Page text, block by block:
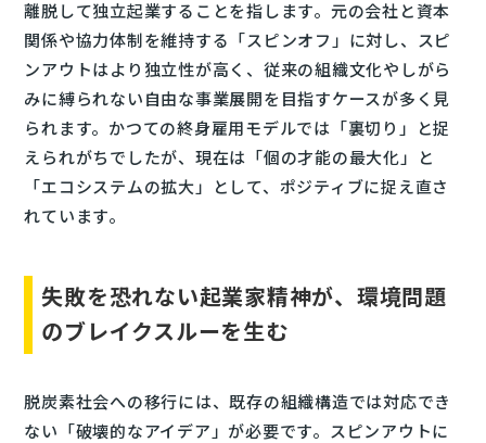
離脱して独立起業することを指します。元の会社と資本
関係や協力体制を維持する「スピンオフ」に対し、スピ
ンアウトはより独立性が高く、従来の組織文化やしがら
みに縛られない自由な事業展開を目指すケースが多く見
られます。かつての終身雇用モデルでは「裏切り」と捉
えられがちでしたが、現在は「個の才能の最大化」と
「エコシステムの拡大」として、ポジティブに捉え直さ
れています。
失敗を恐れない起業家精神が、環境問題
のブレイクスルーを生む
脱炭素社会への移行には、既存の組織構造では対応でき
ない「破壊的なアイデア」が必要です。スピンアウトに